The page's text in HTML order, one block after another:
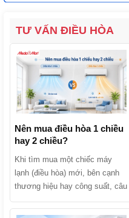
TƯ VẤN ĐIỀU HÒA
Nên mua điều hòa 1 chiều
hay 2 chiều?
Khi tìm mua một chiếc máy
lạnh (điều hòa) mới, bên cạnh
thương hiệu hay công suất, câu